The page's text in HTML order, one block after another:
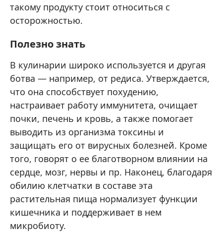
такому продукту стоит относиться с
осторожностью.
Полезно знать
В кулинарии широко используется и другая
ботва — например, от редиса. Утверждается,
что она способствует похудению,
настраивает работу иммунитета, очищает
почки, печень и кровь, а также помогает
выводить из организма токсины и
защищать его от вирусных болезней. Кроме
того, говорят о ее благотворном влиянии на
сердце, мозг, нервы и пр. Наконец, благодаря
обилию клетчатки в составе эта
растительная пища нормализует функции
кишечника и поддерживает в нем
микробиоту.